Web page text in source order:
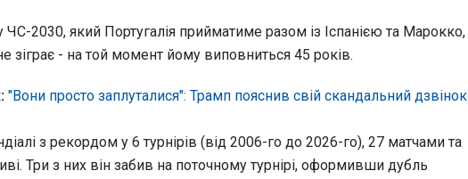
2030, який Португалія прийматиме разом із Іспанією та Марокко,
зіграє - на той момент йому виповниться 45 років.
"Вони просто заплуталися": Трамп пояснив свій скандальний дзвінок
з рекордом у 6 турнірів (від 2006-го до 2026-го), 27 матчами та
Три з них він забив на поточному турнірі, оформивши дубль